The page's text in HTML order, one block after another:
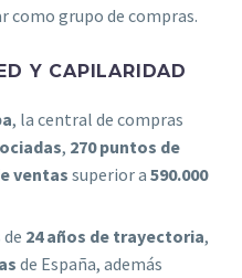
como grupo de compras.
Y CAPILARIDAD
, la central de compras
, 270 puntos de
ventas superior a 590.000
24 años de trayectoria,
de España, además